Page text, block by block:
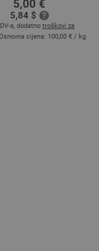
5,00 €
5,84 $
a, dodatno troškovi za
cijena: 100,00 € / kg